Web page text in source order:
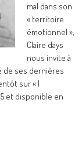
mal dans son
« territoire
émotionnel »,
Claire days
nous invite à
de ses dernières
sur « I
et disponible en